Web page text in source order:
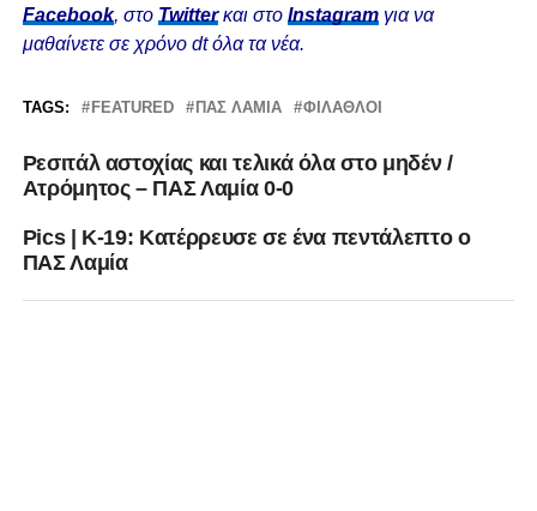
Facebook, στο Twitterκαι στο Instagram για να
μαθαίνετε σε χρόνο dt όλα τα νέα.
TAGS: FEATURED ΠΑΣ ΛΑΜΙΑ ΦΊΛΑΘΛΟΙ
Ρεσιτάλ αστοχίας και τελικά όλα στο μηδέν /
Ατρόμητος – ΠΑΣ Λαμία 0-0
Pics | Κ-19: Κατέρρευσε σε ένα πεντάλεπτο ο
ΠΑΣ Λαμία